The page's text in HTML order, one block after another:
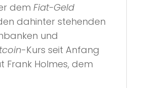
dem Fiat-Geld
dahinter stehenden
und
-Kurs seit Anfang
Frank Holmes, dem